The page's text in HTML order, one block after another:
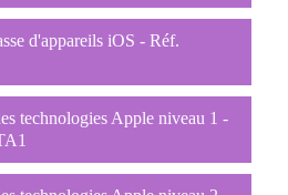
d'appareils iOS - Réf.
technologies Apple niveau 1 -